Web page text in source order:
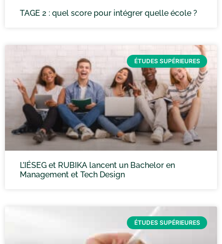
TAGE 2 : quel score pour intégrer quelle école ?
ÉTUDES SUPÉRIEURES
L’IÉSEG et RUBIKA lancent un Bachelor en
Management et Tech Design
ÉTUDES SUPÉRIEURES